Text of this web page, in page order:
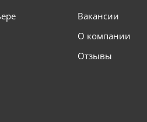
Вакансии
О компании
Отзывы